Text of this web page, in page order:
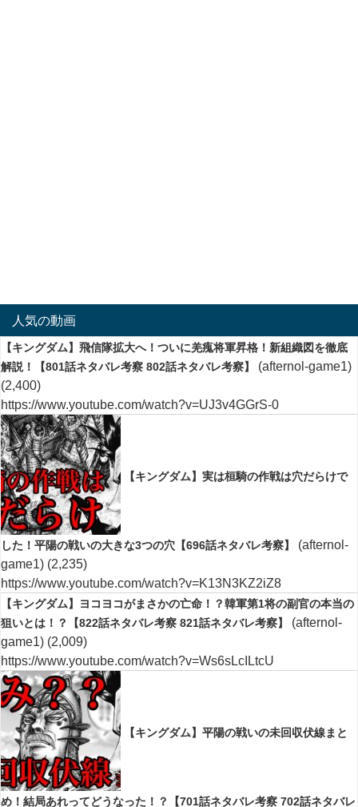
人気の動画
【キングダム】飛信隊拡大へ！ついに羌瘣将軍昇格！新組織図を徹底
解説！【801話ネタバレ考察 802話ネタバレ考察】
(afternol-game1)
(2,400)
https://www.youtube.com/watch?v=UJ3v4GGrS-0
【キングダム】実は桓騎の作戦は穴だらけで
した！平陽の戦いの大きな3つの穴【696話ネタバレ考察】
(afternol-
game1) (2,235)
https://www.youtube.com/watch?v=K13N3KZ2iZ8
【キングダム】ヨコヨコがまさかの亡命！？韓軍第1将の副官の本当の
狙いとは！？【822話ネタバレ考察 821話ネタバレ考察】
(afternol-
game1) (2,009)
https://www.youtube.com/watch?v=Ws6sLcILtcU
【キングダム】平陽の戦いの未回収伏線まと
め！結局あれってどうなった！？【701話ネタバレ考察 702話ネタバレ